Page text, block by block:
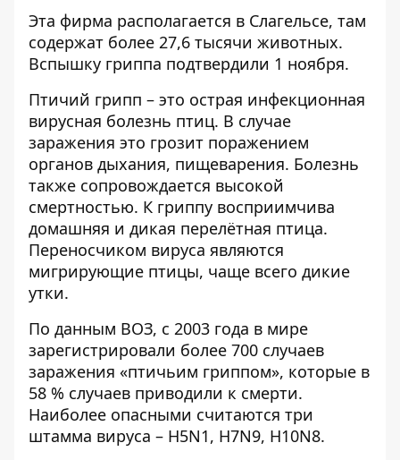
Эта фирма располагается в Слагельсе, там
содержат более 27,6 тысячи животных.
Вспышку гриппа подтвердили 1 ноября.
Птичий грипп – это острая инфекционная
вирусная болезнь птиц. В случае
заражения это грозит поражением
органов дыхания, пищеварения. Болезнь
также сопровождается высокой
смертностью. К гриппу восприимчива
домашняя и дикая перелётная птица.
Переносчиком вируса являются
мигрирующие птицы, чаще всего дикие
утки.
По данным ВОЗ, с 2003 года в мире
зарегистрировали более 700 случаев
заражения «птичьим гриппом», которые в
58 % случаев приводили к смерти.
Наиболее опасными считаются три
штамма вируса – H5N1, H7N9, H10N8.